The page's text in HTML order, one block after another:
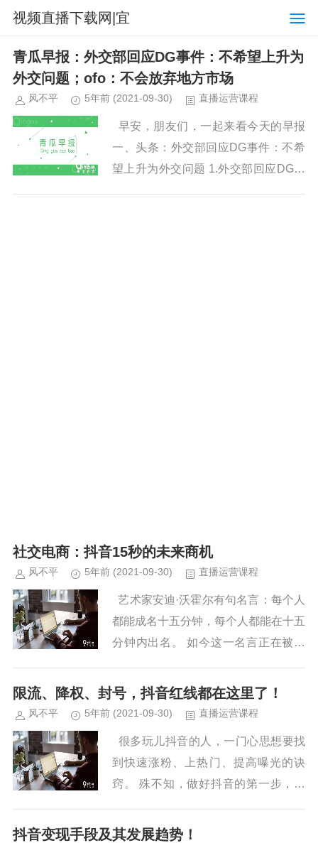
视频直播下载网|宜
配屋软件使用说明书
青瓜早报：外交部回应DG事件：不希望上升为
外交问题；ofo：不会放弃地方市场
风不平 5年前 (2021-09-30) 直播运营课程
早安，朋友们，一起来看今天的早报
一、头条：外交部回应DG事件：不希
望上升为外交问题 1.外交部回应DG事
社交电商：抖音15秒的未来商机
风不平 5年前 (2021-09-30) 直播运营课程
艺术家安迪·沃霍尔有句名言：每个人
都能成名十五分钟，每个人都能在十五
分钟内出名。 如今这一名言正在被一
限流、降权、封号，抖音红线都在这里了！
风不平 5年前 (2021-09-30) 直播运营课程
很多玩儿抖音的人，一门心思想要找
到快速涨粉、上热门、提高曝光的诀
窍。 殊不知，做好抖音的第一步，是
抖音变现手段及其发展趋势！